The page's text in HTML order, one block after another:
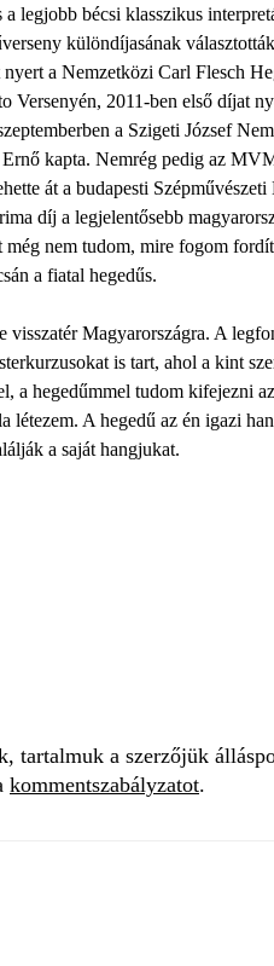
legjobb bécsi klasszikus
különdíjasának
a Nemzetközi Carl Flesch
Versenyén, 2011-ben első díjat
a Szigeti József
kapta. Nemrég pedig az
át a budapesti Szépművészeti
díj a legjelentősebb
nem tudom, mire fogom
a fiatal hegedűs.
Magyarországra. A
is tart, ahol a kint
a hegedűmmel tudom kifejezni
A hegedű az én igazi
a saját hangjukat.
tartalmuk a szerzőjük
kommentszabályzatot.